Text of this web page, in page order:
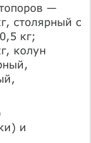
—
столярный с
кг;
колун
и